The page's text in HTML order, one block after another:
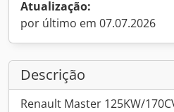
Atualização:
por último em 07.07.2026
Descrição
Renault Master 125KW/